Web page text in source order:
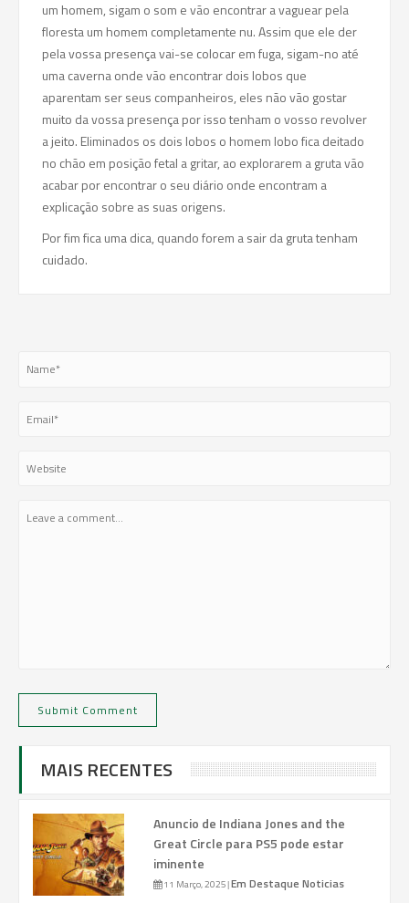
um homem, sigam o som e vão encontrar a vaguear pela
floresta um homem completamente nu. Assim que ele der
pela vossa presença vai-se colocar em fuga, sigam-no até
uma caverna onde vão encontrar dois lobos que
aparentam ser seus companheiros, eles não vão gostar
muito da vossa presença por isso tenham o vosso revolver
a jeito. Eliminados os dois lobos o homem lobo fica deitado
no chão em posição fetal a gritar, ao explorarem a gruta vão
acabar por encontrar o seu diário onde encontram a
explicação sobre as suas origens.
Por fim fica uma dica, quando forem a sair da gruta tenham
cuidado.
MAIS RECENTES
Anuncio de Indiana Jones and the
Great Circle para PS5 pode estar
iminente
11 Março, 2025|Em Destaque Noticias